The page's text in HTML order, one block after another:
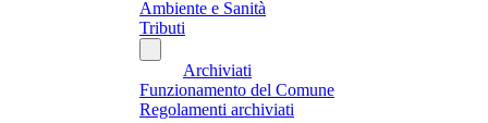
Ambiente e Sanità
Tributi
Archiviati
Funzionamento del Comune
Regolamenti archiviati